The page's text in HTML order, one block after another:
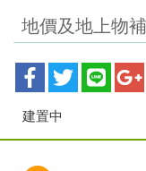
地價及地上物
建置中